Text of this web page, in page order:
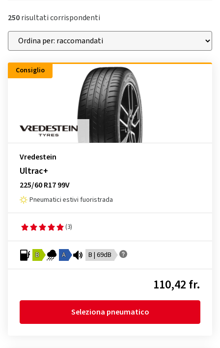
250risultati corrispondenti
Consiglio
Vredestein
Ultrac+
225/60 R17 99V
Pneumatici estivi fuoristrada
(3)
B A B | 69dB
110,42 fr.
Seleziona pneumatico